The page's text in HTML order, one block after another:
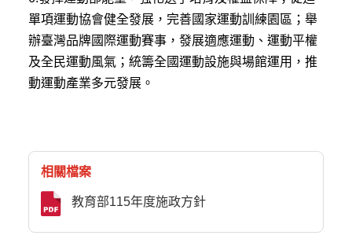
單項運動協會健全發展，完善國家運動訓練園區；舉
辦臺灣品牌國際運動賽事，發展適應運動、運動平權
及全民運動風氣；統籌全國運動設施與場館運用，推
動運動產業多元發展。
相關檔案
教育部115年度施政方針